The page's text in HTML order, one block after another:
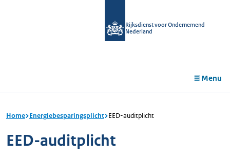
Rijksdienst voor Ondernemend
Nederland
Menu
Home Energiebesparingsplicht EED-auditplicht
EED-auditplicht